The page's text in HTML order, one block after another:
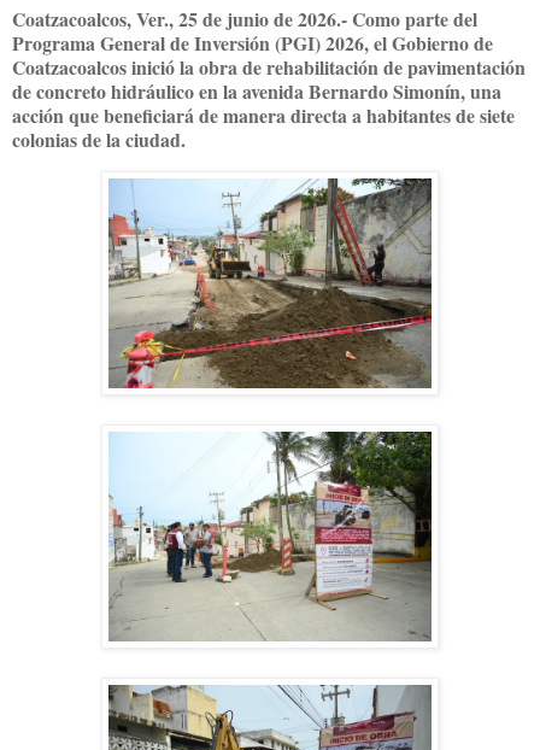
Coatzacoalcos, Ver., 25 de junio de 2026.- Como parte del
Programa General de Inversión (PGI) 2026, el Gobierno de
Coatzacoalcos inició la obra de rehabilitación de pavimentación
de concreto hidráulico en la avenida Bernardo Simonín, una
acción que beneficiará de manera directa a habitantes de siete
colonias de la ciudad.